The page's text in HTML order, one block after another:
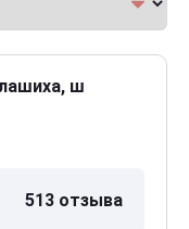
ш
513 отзыва